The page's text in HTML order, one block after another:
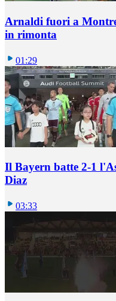
Arnaldi fuori a
in rimonta
01:29
Il Bayern batte 2-1
Diaz
03:33